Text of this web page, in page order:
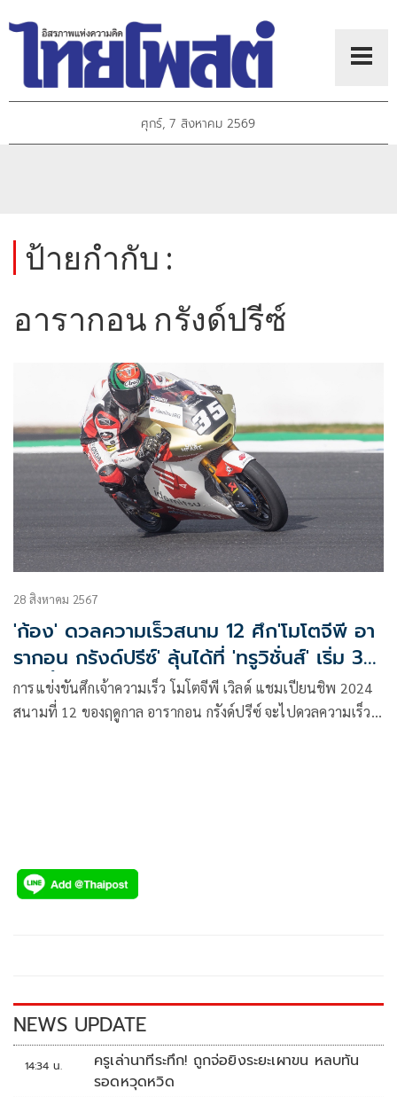
ศุกร์, 7 สิงหาคม 2569
ป้ายกำกับ :
อารากอน กรังด์ปรีซ์
28 สิงหาคม 2567
'ก้อง' ดวลความเร็วสนาม 12 ศึก'โมโตจีพี อา
รากอน กรังด์ปรีซ์' ลุ้นได้ที่ 'ทรูวิชั่นส์' เริ่ม 30
ส.ค.นี้
การแข่งขันศึกเจ้าความเร็ว โมโตจีพี เวิลด์ แชมเปียนชิพ 2024
สนามที่ 12 ของฤดูกาล อารากอน กรังด์ปรีซ์ จะไปดวลความเร็วที่
NEWS UPDATE
14:34 น.
ครูเล่านาทีระทึก! ถูกจ่อยิงระยะเผาขน หลบทัน
รอดหวุดหวิด